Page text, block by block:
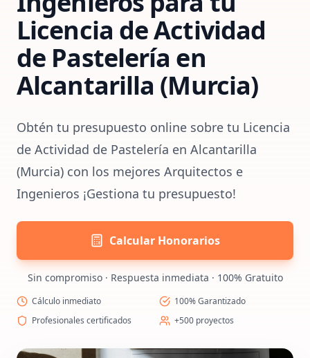
Licencia de Actividad
de Pastelería en
Alcantarilla (Murcia)
Obtén tu presupuesto online sobre tu Licencia
de Actividad de Pastelería en Alcantarilla
(Murcia) con los mejores Arquitectos e
Ingenieros ¡Gestiona tu presupuesto!
Calcular Honorarios
Sin compromiso · Respuesta inmediata · 100% Gratuito
Cálculo inmediato
100% Garantizado
Profesionales certificados
+500 proyectos